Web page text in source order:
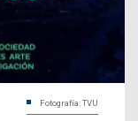
Fotografía: TVU